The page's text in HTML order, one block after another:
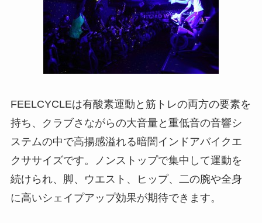
FEELCYCLEは有酸素運動と筋トレの両方の要素を
持ち、クラブさながらの大音量と重低音の音響シ
ステムの中で高揚感溢れる暗闇インドアバイクエ
クササイズです。ノンストップで集中して運動を
続けられ、脚、ウエスト、ヒップ、二の腕や全身
に高いシェイプアップ効果が期待できます。